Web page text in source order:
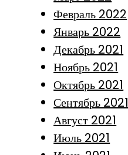
Февраль 2022
Январь 2022
Декабрь 2021
Ноябрь 2021
Октябрь 2021
Сентябрь 2021
Август 2021
Июль 2021